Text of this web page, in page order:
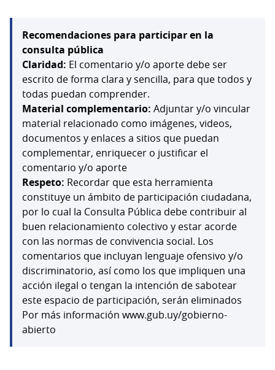
Recomendaciones para participar en la
consulta pública
Claridad: El comentario y/o aporte debe ser
escrito de forma clara y sencilla, para que todos y
todas puedan comprender.
Material complementario: Adjuntar y/o vincular
material relacionado como imágenes, videos,
documentos y enlaces a sitios que puedan
complementar, enriquecer o justificar el
comentario y/o aporte
Respeto: Recordar que esta herramienta
constituye un ámbito de participación ciudadana,
por lo cual la Consulta Pública debe contribuir al
buen relacionamiento colectivo y estar acorde
con las normas de convivencia social. Los
comentarios que incluyan lenguaje ofensivo y/o
discriminatorio, así como los que impliquen una
acción ilegal o tengan la intención de sabotear
este espacio de participación, serán eliminados
Por más información www.gub.uy/gobierno-
abierto